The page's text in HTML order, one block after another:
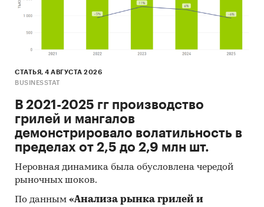
ультрафиолетового или инфракрасного
излучения
ультрафиолетового или инфракрасного
излучения (производства, импорта, экспорта и
объема рынка) на
мнения экспертов, макроэкономические
тренды, изменения в регулировании отрасли и
т.д.
Фактическое количество страниц может
отличаться от указанного.
Источник: TK Solutions
СТАТЬЯ, 4 АВГУСТА 2026
BUSINESSTAT
В 2021-2025 гг производство
грилей и мангалов
демонстрировало волатильность в
пределах от 2,5 до 2,9 млн шт.
Неровная динамика была обусловлена чередой
рыночных шоков.
По данным «Анализа рынка грилей и